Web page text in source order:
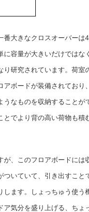
番大きなクロスオーバーは
に容量が大きいだけではな
り研究されています。荷室
アボードが装備されており
うなものを収納することが
とでより背の高い荷物も積
が、このフロアボードには
ついていて、引き出すこと
します。しょっちゅう使う
ア気分を盛り上げる、ちょ